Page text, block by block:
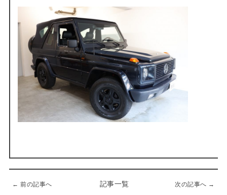
← 前の記事へ 記事一覧 次の記事へ →